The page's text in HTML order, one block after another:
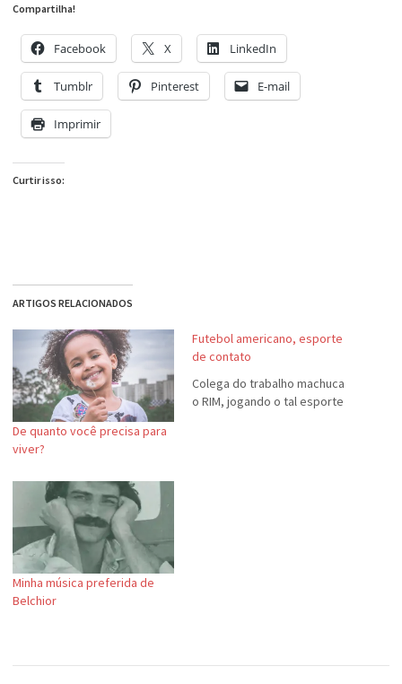
Compartilha!
Facebook X LinkedIn
Tumblr Pinterest E-mail
Imprimir
Curtir isso:
ARTIGOS RELACIONADOS
De quanto você precisa para
viver?
Futebol americano, esporte
de contato
Colega do trabalho machuca
o RIM, jogando o tal esporte
Minha música preferida de
Belchior